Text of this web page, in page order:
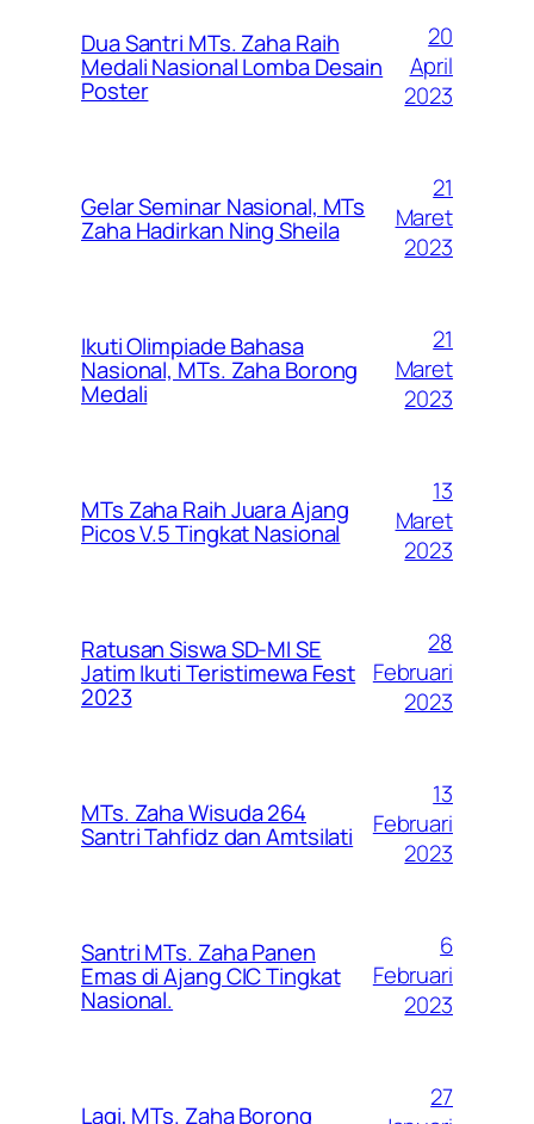
Dua Santri MTs. Zaha Raih
Medali Nasional Lomba Desain
Poster
20
April
2023
Gelar Seminar Nasional, MTs
Zaha Hadirkan Ning Sheila
21
Maret
2023
Ikuti Olimpiade Bahasa
Nasional, MTs. Zaha Borong
Medali
21
Maret
2023
MTs Zaha Raih Juara Ajang
Picos V.5 Tingkat Nasional
13
Maret
2023
Ratusan Siswa SD-MI SE
Jatim Ikuti Teristimewa Fest
2023
28
Februari
2023
MTs. Zaha Wisuda 264
Santri Tahfidz dan Amtsilati
13
Februari
2023
Santri MTs. Zaha Panen
Emas di Ajang CIC Tingkat
Nasional.
6
Februari
2023
Lagi, MTs. Zaha Borong
27